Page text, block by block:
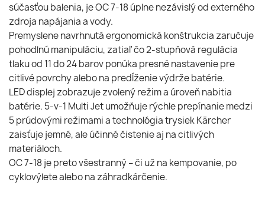
súčasťou balenia, je OC 7-18 úplne nezávislý od externého
zdroja napájania a vody.
Premyslene navrhnutá ergonomická konštrukcia zaručuje
pohodlnú manipuláciu, zatiaľ čo 2-stupňová regulácia
tlaku od 11 do 24 barov ponúka presné nastavenie pre
citlivé povrchy alebo na predĺženie výdrže batérie.
LED displej zobrazuje zvolený režim a úroveň nabitia
batérie. 5-v-1 Multi Jet umožňuje rýchle prepínanie medzi
5 prúdovými režimami a technológia trysiek Kärcher
zaisťuje jemné, ale účinné čistenie aj na citlivých
materiáloch.
OC 7-18 je preto všestranný – či už na kempovanie, po
cyklovýlete alebo na záhradkárčenie.